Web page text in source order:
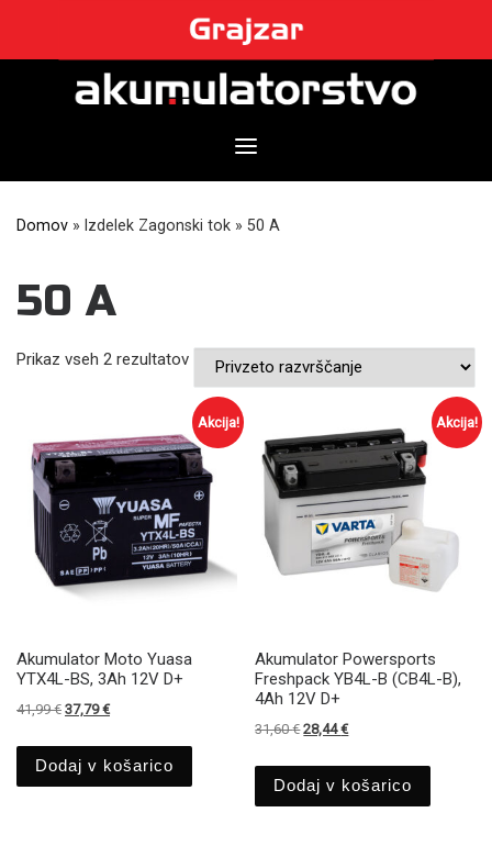
content
Domov » Izdelek Zagonski tok » 50 A
50 A
Prikaz vseh 2 rezultatov
Akcija!
Akumulator Moto Yuasa
YTX4L-BS, 3Ah 12V D+
41,99€ Izvirna cena je bila: 41,99 €.
37,79€Trenutna cena je: 37,79 €.
Dodaj v košarico
Akcija!
Akumulator Powersports
Freshpack YB4L-B (CB4L-B),
4Ah 12V D+
31,60€Izvirna cena je bila: 31,60 €.
28,44€Trenutna cena je:
Dodaj v košarico